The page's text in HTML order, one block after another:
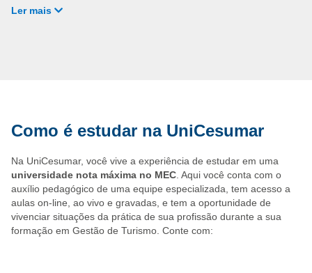
Agências de viagens e operadoras de turismo;
Ler mais
Como é estudar na UniCesumar
Na UniCesumar, você vive a experiência de estudar em uma
universidade nota máxima no MEC. Aqui você conta com o
auxílio pedagógico de uma equipe especializada, tem acesso a
aulas on-line, ao vivo e gravadas, e tem a oportunidade de
vivenciar situações da prática de sua profissão durante a sua
formação em Gestão de Turismo. Conte com: